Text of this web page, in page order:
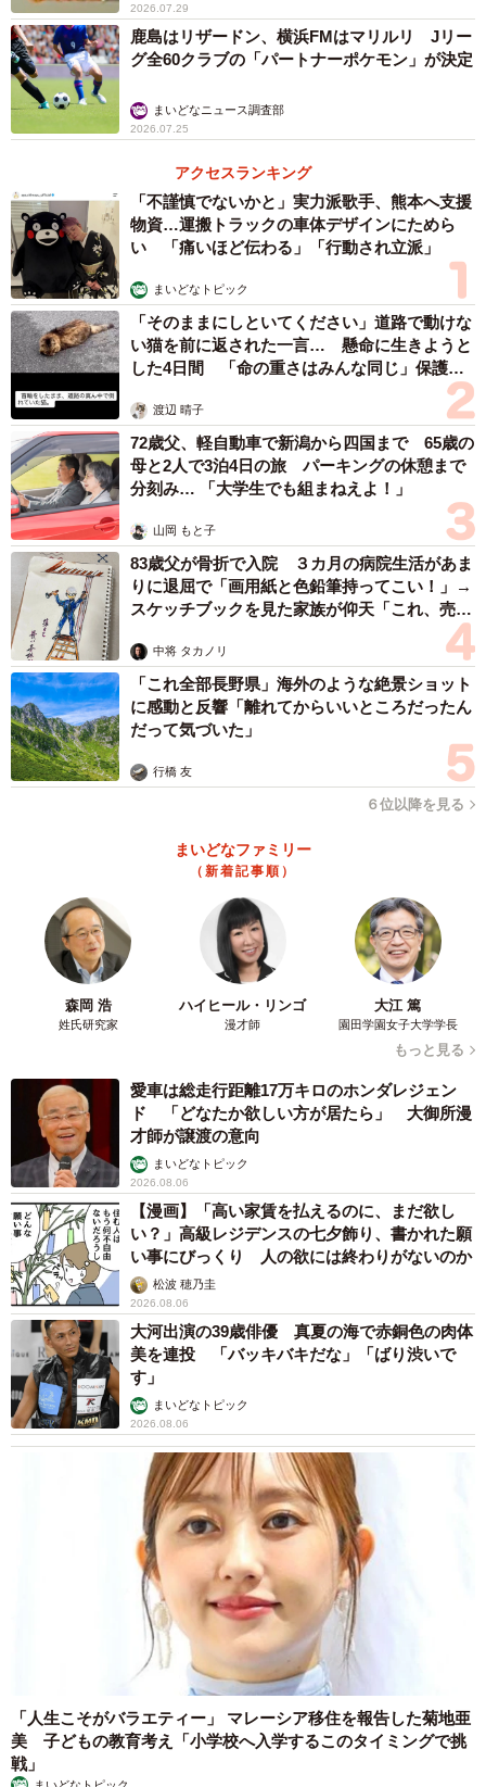
2026.07.29
鹿島はリザードン、横浜FMはマリルリ Jリー
グ全60クラブの「パートナーポケモン」が決定
まいどなニュース調査部
2026.07.25
アクセスランキング
「不謹慎でないかと」実力派歌手、熊本へ支援
物資…運搬トラックの車体デザインにためら
い 「痛いほど伝わる」「行動され立派」
まいどなトピック
「そのままにしといてください」道路で動けな
い猫を前に返された一言… 懸命に生きようと
した4日間 「命の重さはみんな同じ」保護団
渡辺 晴子
72歳父、軽自動車で新潟から四国まで 65歳の
母と2人で3泊4日の旅 パーキングの休憩まで
分刻み… 「大学生でも組まねえよ！」
山岡 もと子
83歳父が骨折で入院 ３カ月の病院生活があま
りに退屈で「画用紙と色鉛筆持ってこい！」→
スケッチブックを見た家族が仰天「これ、売れ
中将 タカノリ
「これ全部長野県」海外のような絶景ショット
に感動と反響「離れてからいいところだったん
だって気づいた」
行橋 友
６位以降を見る
まいどなファミリー
（新着記事順）
森岡 浩
姓氏研究家
ハイヒール・リンゴ
漫才師
大江 篤
園田学園女子大学学長
もっと見る
愛車は総走行距離17万キロのホンダレジェン
ド 「どなたか欲しい方が居たら」 大御所漫
才師が譲渡の意向
まいどなトピック
2026.08.06
【漫画】「高い家賃を払えるのに、まだ欲し
い？」高級レジデンスの七夕飾り、書かれた願
い事にびっくり 人の欲には終わりがないのか
松波 穂乃圭
2026.08.06
大河出演の39歳俳優 真夏の海で赤銅色の肉体
美を連投 「バッキバキだな」「ばり渋いで
す」
まいどなトピック
2026.08.06
「人生こそがバラエティー」 マレーシア移住を報告した菊地亜
美 子どもの教育考え「小学校へ入学するこのタイミングで挑
戦」
まいどなトピック